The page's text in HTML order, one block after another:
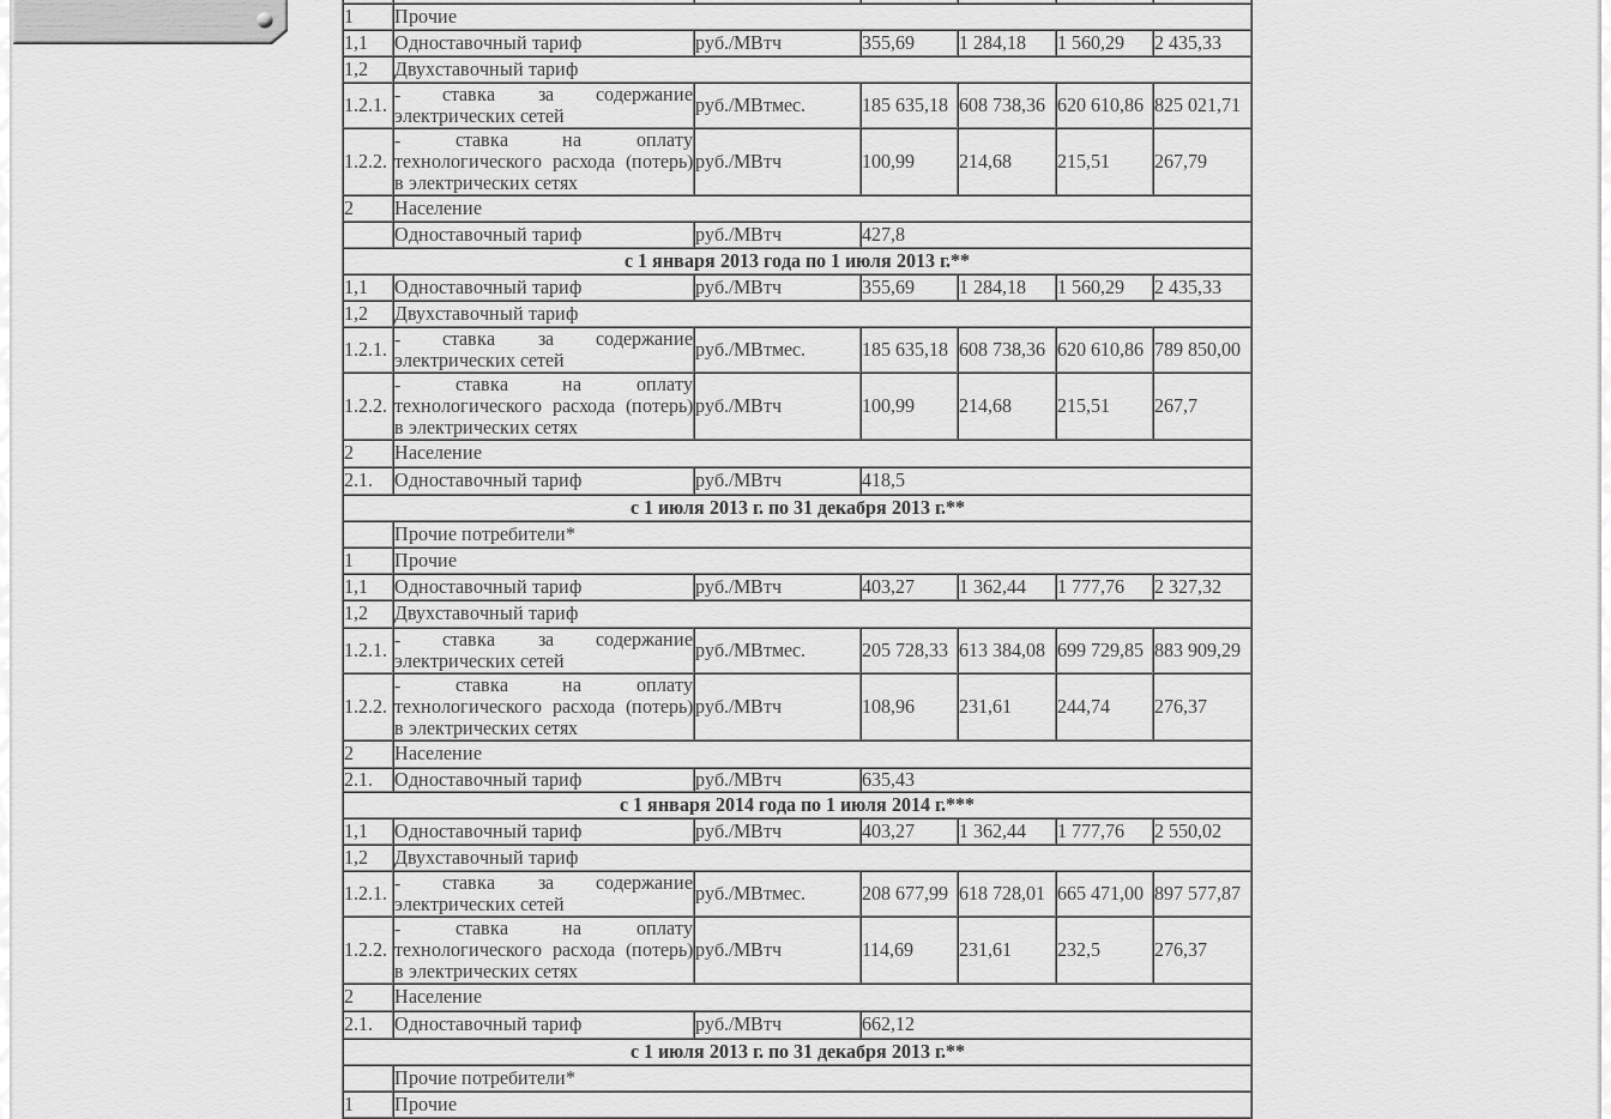
1
Прочие
1,1
Одноставочный тариф руб./МВтч 355,69 1 284,18 1 560,29
2 435,33
1,2
Двухставочный тариф
1.2.1.
- ставка за содержание
электрических сетей
руб./МВтмес. 185 635,18 608 738,36 620 610,86 825 021,71
1.2.2.
- ставка на оплату
технологического расхода (потерь)
в электрических сетях
руб./МВтч 100,99 214,68 215,51 267,79
2
Население
Одноставочный тариф
руб./МВтч
427,8
с 1 января 2013 года по 1 июля 2013 г.**
1,1
Одноставочный тариф руб./МВтч 355,69 1 284,18 1 560,29
2 435,33
1,2
Двухставочный тариф
1.2.1.
- ставка за содержание
электрических сетей
руб./МВтмес. 185 635,18 608 738,36 620 610,86 789 850,00
1.2.2.
- ставка на оплату
технологического расхода (потерь)
в электрических сетях
руб./МВтч 100,99 214,68 215,51 267,7
2
Население
2.1.
Одноставочный тариф руб./МВтч
418,5
с 1 июля 2013 г. по 31 декабря 2013 г.**
Прочие потребители*
1
Прочие
1,1
Одноставочный тариф руб./МВтч 403,27 1 362,44 1 777,76
2 327,32
1,2
Двухставочный тариф
1.2.1.
- ставка за содержание
электрических сетей
руб./МВтмес. 205 728,33 613 384,08 699 729,85 883 909,29
1.2.2.
- ставка на оплату
технологического расхода (потерь)
в электрических сетях
руб./МВтч 108,96 231,61 244,74 276,37
2
Население
2.1.
Одноставочный тариф руб./МВтч
635,43
с 1 января 2014 года по 1 июля 2014 г.***
1,1
Одноставочный тариф руб./МВтч 403,27 1 362,44 1 777,76
2 550,02
1,2
Двухставочный тариф
1.2.1.
- ставка за содержание
электрических сетей
руб./МВтмес. 208 677,99 618 728,01 665 471,00 897 577,87
1.2.2.
- ставка на оплату
технологического расхода (потерь)
в электрических сетях
руб./МВтч 114,69 231,61 232,5 276,37
2
Население
2.1.
Одноставочный тариф руб./МВтч
662,12
с 1 июля 2013 г. по 31 декабря 2013 г.**
Прочие потребители*
1
Прочие